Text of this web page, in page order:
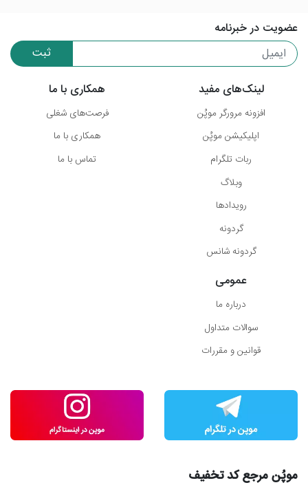
عضویت در خبرنامه
ثبت
لینک‌های مفید
افزونه مرورگر موپُن
اپلیکیشن موپُن
ربات تلگرام
وبلاگ
رویدادها
گردونه
گردونه شانس
همکاری با ما
فرصت‌های شغلی
همکاری با ما
تماس با ما
عمومی
درباره ما
سوالات متداول
قوانین و مقررات
موپُن مرجع کد تخفیف